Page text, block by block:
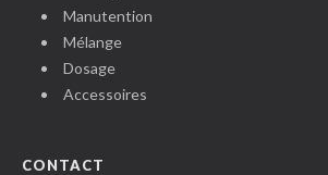
Manutention
Mélange
Dosage
Accessoires
CONTACT